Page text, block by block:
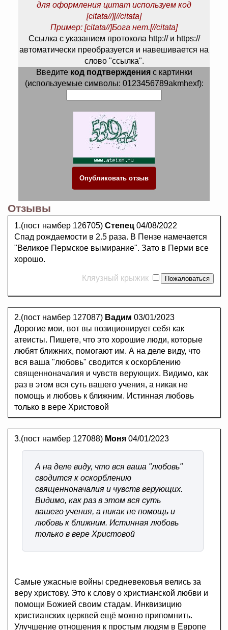
для оформления цитат используем код
[citata//][//citata]
Пример: [citata//]Бога нет.[//citata]
Ссылка с указанием протокола http:// и https://
автоматически преобразуется и навешивается на
слово "ссылка".
Введите код подтвержденияс картинки
(используемые символы: 0123456789akmhexf):
Отзывы
1.(пост намбер 126705) Степец 04/08/2022
Спад рождаемости в 2.5 раза. В Пензе намечается
"Великое Пермское вымирание". Зато в Перми все
хорошо.
Кляузный крыжик
2.(пост намбер 127087) Вадим 03/01/2023
Дорогие мои, вот вы позиционирует себя как
атеисты. Пишете, что это хорошие люди, которые
любят ближних, помогают им. А на деле виду, что
вся ваша "любовь" сводится к оскорблению
священноначалия и чувств верующих. Видимо, как
раз в этом вся суть вашего учения, а никак не
помощь и любовь к ближним. Истинная любовь
только в вере Христовой
3.(пост намбер 127088) Моня 04/01/2023
А на деле виду, что вся ваша "любовь"
сводится к оскорблению
священноначалия и чувств верующих.
Видимо, как раз в этом вся суть
вашего учения, а никак не помощь и
любовь к ближним. Истинная любовь
только в вере Христовой
Самые ужасные войны средневековья велись за
веру христову. Это к слову о христианской любви и
помощи Божией своим стадам. Инквизицию
христианских церквей ещё можно припомнить.
Улучшение отношения к простым людям в Европе